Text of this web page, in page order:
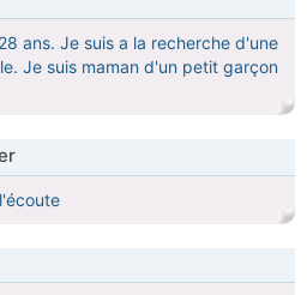
ans. Je suis a la recherche d'une
Je suis maman d'un petit garçon